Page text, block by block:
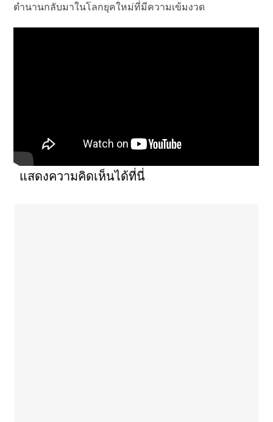
ตำนานกลับมาในโลกยุคใหม่ที่มีความเข้มงวด
แสดงความคิดเห็นได้ที่นี่